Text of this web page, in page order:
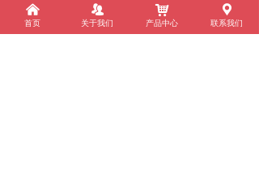
낀
首页
뀡
关于我们
낙
产品中心
끇
联系我们